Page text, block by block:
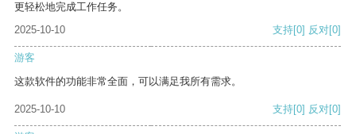
更轻松地完成工作任务。
2025-10-10
支持[0] 反对[0]
游客
这款软件的功能非常全面，可以满足我所有需求。
2025-10-10 支持[0] 反对[0]